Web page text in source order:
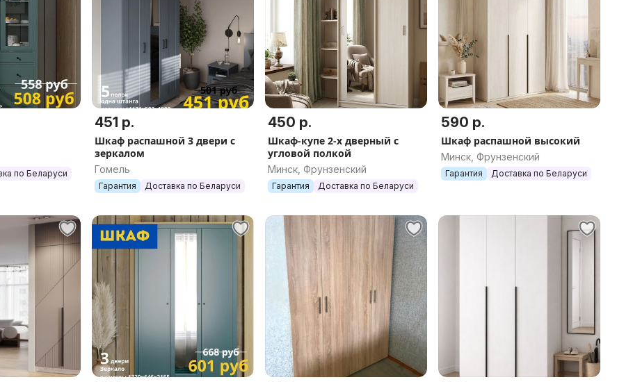
по Беларуси
451 р.
Шкаф распашной 3 двери с
зеркалом
Гомель
Гарантия Доставка по Беларуси
450 р.
Шкаф-купе 2-х дверный с
угловой полкой
Минск, Фрунзенский
Гарантия Доставка по Беларуси
590 р.
Шкаф распашной высокий
Минск, Фрунзенский
Гарантия Доставка по Беларуси